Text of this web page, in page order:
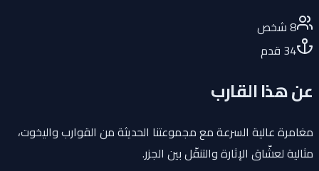
8شخص
34 قدم
عن هذا القارب
مغامرة عالية السرعة مع مجموعتنا الحديثة من القوارب واليخوت،
مثالية لعشّاق الإثارة والتنقّل بين الجزر.